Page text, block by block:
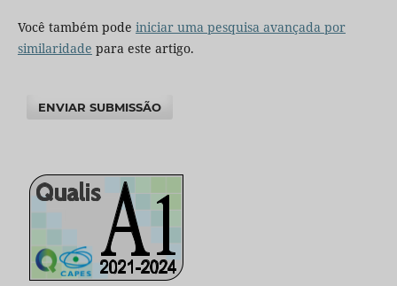
Você também pode iniciar uma pesquisa avançada por
similaridade para este artigo.
ENVIAR SUBMISSÃO